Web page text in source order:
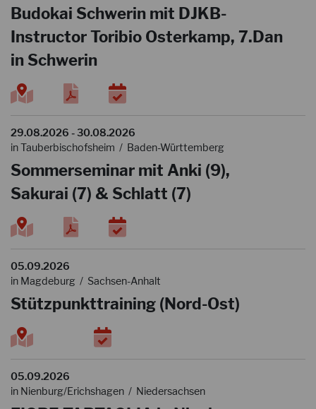
Budokai Schwerin mit DJKB-
Instructor Toribio Osterkamp, 7.Dan
in Schwerin
29.08.2026 - 30.08.2026
in Tauberbischofsheim / Baden-Württemberg
Sommerseminar mit Anki (9),
Sakurai (7) & Schlatt (7)
05.09.2026
in Magdeburg / Sachsen-Anhalt
Stützpunkttraining (Nord-Ost)
05.09.2026
in Nienburg/Erichshagen / Niedersachsen